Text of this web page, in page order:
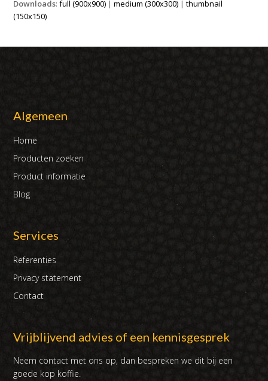
Downloads:full (900x900) |medium (300x300) |thumbnail
(150x150)
Algemeen
Home
Producten zoeken
Product informatie
Blog
Services
Referenties
Privacy statement
Contact
Vrijblijvend advies of een kennisgesprek
Neem contact met ons op, dan bespreken we dit bij een
goede kop koffie.